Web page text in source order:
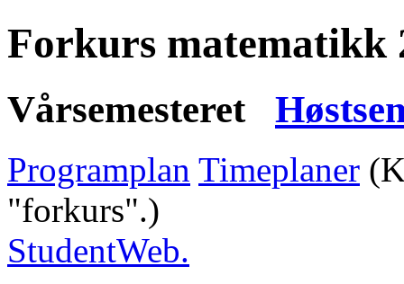
Forkurs matematikk
Vårsemesteret
Programplan Timeplaner
"forkurs".)
StudentWeb.